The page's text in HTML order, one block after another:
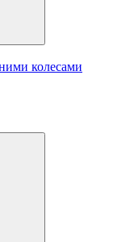
колесами